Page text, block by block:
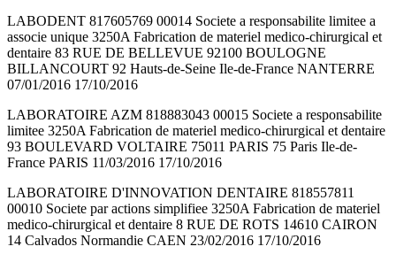
LABODENT 817605769 00014 Societe a responsabilite limitee a
associe unique 3250A Fabrication de materiel medico-chirurgical et
dentaire 83 RUE DE BELLEVUE 92100 BOULOGNE
BILLANCOURT 92 Hauts-de-Seine Ile-de-France NANTERRE
07/01/2016 17/10/2016
LABORATOIRE AZM 818883043 00015 Societe a responsabilite
limitee 3250A Fabrication de materiel medico-chirurgical et dentaire
93 BOULEVARD VOLTAIRE 75011 PARIS 75 Paris Ile-de-
France PARIS 11/03/2016 17/10/2016
LABORATOIRE D'INNOVATION DENTAIRE 818557811
00010 Societe par actions simplifiee 3250A Fabrication de materiel
medico-chirurgical et dentaire 8 RUE DE ROTS 14610 CAIRON
14 Calvados Normandie CAEN 23/02/2016 17/10/2016